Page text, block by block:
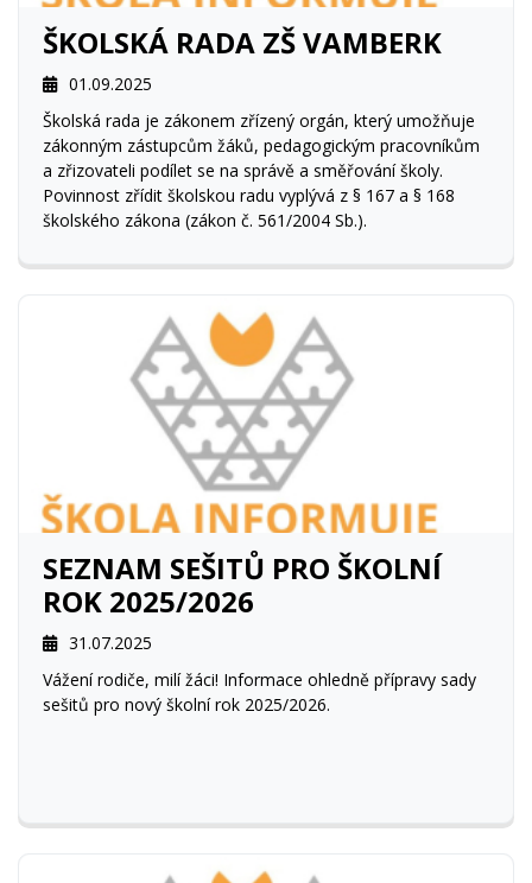
ŠKOLSKÁ RADA ZŠ VAMBERK
01.09.2025
Školská rada je zákonem zřízený orgán, který umožňuje
zákonným zástupcům žáků, pedagogickým pracovníkům
a zřizovateli podílet se na správě a směřování školy.
Povinnost zřídit školskou radu vyplývá z § 167 a § 168
školského zákona (zákon č. 561/2004 Sb.).
SEZNAM SEŠITŮ PRO ŠKOLNÍ
ROK 2025/2026
31.07.2025
Vážení rodiče, milí žáci! Informace ohledně přípravy sady
sešitů pro nový školní rok 2025/2026.